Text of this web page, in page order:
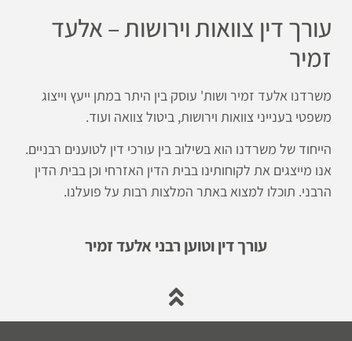
עורך דין צוואות וירושות – אלעד
זמיר
משרדנו אלעד זמיר ושות' עוסק בין היתר במתן ייעץ וייצוג
משפטי בענייני צוואות וירושות, ביטול צוואה ועוד.
הייחוד של משרדנו הוא בשילוב בין עורכי דין לטוענים רבניים.
אנו מייצגים את לקוחותינו בבית הדין האזרחי וכן בבית הדין
הרבני. תוכלו למצוא באתר המלצות רבות על פועלנו.
עורך דין וטוען רבני אלעד זמיר